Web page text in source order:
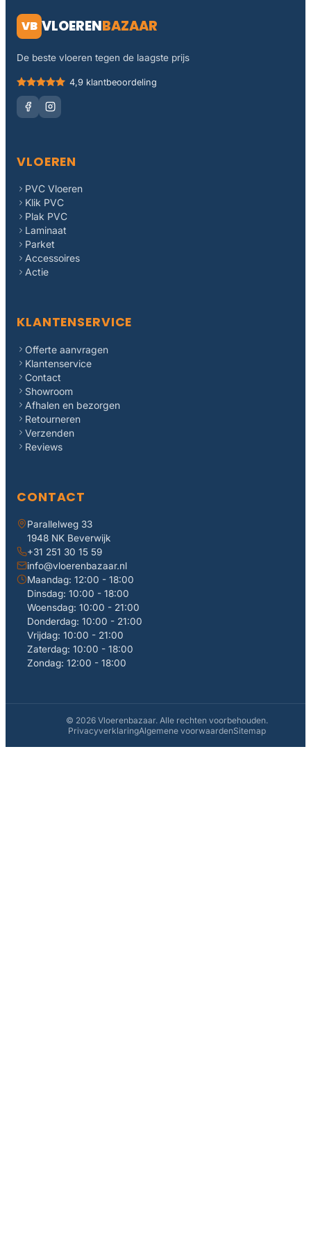
VB VLOERENBAZAAR
De beste vloeren tegen de laagste prijs
4,9 klantbeoordeling
VLOEREN
PVC Vloeren
Klik PVC
Plak PVC
Laminaat
Parket
Accessoires
Actie
KLANTENSERVICE
Offerte aanvragen
Klantenservice
Contact
Showroom
Afhalen en bezorgen
Retourneren
Verzenden
Reviews
CONTACT
Parallelweg 33
1948 NK Beverwijk
+31 251 30 15 59
info@vloerenbazaar.nl
Maandag: 12:00 - 18:00
Dinsdag: 10:00 - 18:00
Woensdag: 10:00 - 21:00
Donderdag: 10:00 - 21:00
Vrijdag: 10:00 - 21:00
Zaterdag: 10:00 - 18:00
Zondag: 12:00 - 18:00
© 2026 Vloerenbazaar. Alle rechten voorbehouden.
PrivacyverklaringAlgemene voorwaardenSitemap